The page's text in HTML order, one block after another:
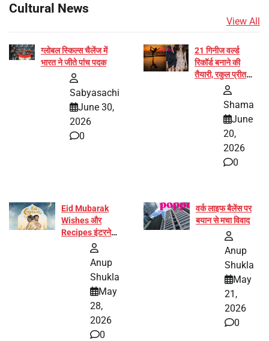
Cultural News
View All
ग्लोबल स्किल्स चैलेंज में
भारत ने जीते पांच पदक
Sabyasachi
June 30,
2026
0
21 गिनीज वर्ल्ड
रिकॉर्ड बनाने की
तैयारी, रकुल प्रीत
और प्रज्ञा जायसवाल
Shama
June
20,
2026
0
Eid Mubarak
Wishes और
Recipes इंटरनेट
पर हुईं वायरल
Anup
Shukla
May
28,
2026
0
वर्क लाइफ बैलेंस पर
बयान से मचा विवाद
Anup
Shukla
May
21,
2026
0